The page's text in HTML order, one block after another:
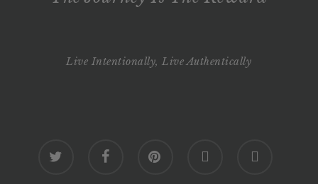
Live Intentionally, Live Authentically
plus